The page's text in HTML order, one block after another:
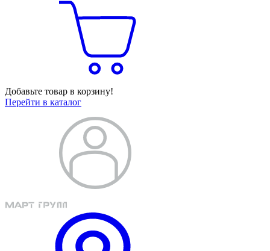
Добавьте товар в корзину!
Перейти в каталог